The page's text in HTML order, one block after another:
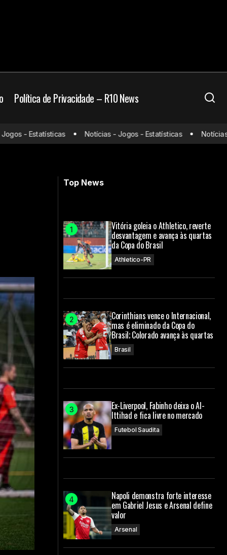
Política de Privacidade – R10 News
por Vitão, do
Vasco muda o foco para a Copa do
Brasil e parceria com a Nike pode ser
antecipada
- Estatísticas Notícias - Jogos - Estatísticas Notícias -
Top News
Vitória goleia o Athletico, reverte
desvantagem e avança às quartas
da Copa do Brasil
Athletico-PR
Corinthians vence o Internacional,
mas é eliminado da Copa do
Brasil; Colorado avança às quartas
Brasil
Ex-Liverpool, Fabinho deixa o Al-
Ittihad e fica livre no mercado
Futebol Saudita
Napoli demonstra forte interesse
em Gabriel Jesus e Arsenal define
valor
Arsenal